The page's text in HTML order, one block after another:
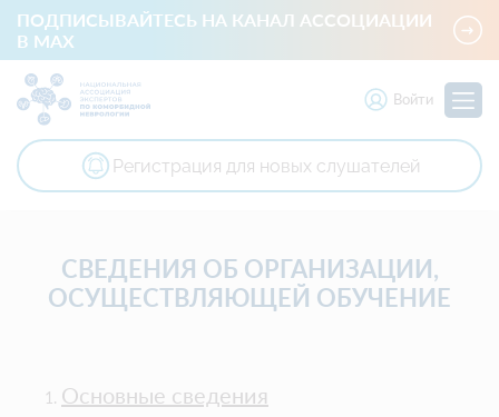
ПОДПИСЫВАЙТЕСЬ НА КАНАЛ АССОЦИАЦИИ
В MAX
Войти
Регистрация для новых слушателей
СВЕДЕНИЯ ОБ ОРГАНИЗАЦИИ,
ОСУЩЕСТВЛЯЮЩЕЙ ОБУЧЕНИЕ
Основные сведения